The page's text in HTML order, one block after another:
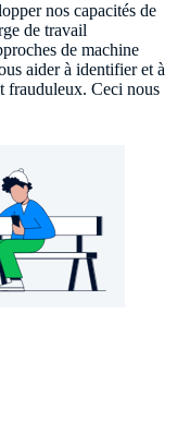
nos capacités de
de travail
de machine
aider à identifier et à
frauduleux. Ceci nous